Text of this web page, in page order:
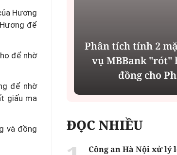
Hương
để
để nhờ
để nhờ
giấu ma
và đồng
thời gian
Phân tích tính 2
vụ MBBank "rót"
đồng cho
ĐỌC NHIỀU
Công an Hà Nội xử lý